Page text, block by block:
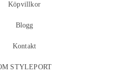
Köpvillkor
Blogg
Kontakt
STYLEPORT